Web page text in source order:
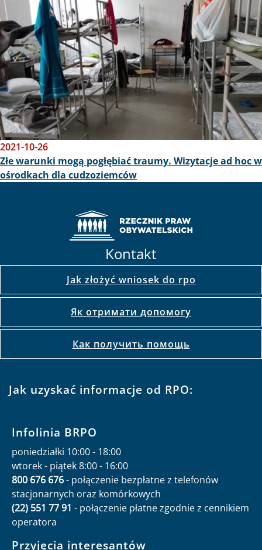
2021-10-26
Złe warunki mogą pogłębiać traumy. Wizytacje ad hoc w
ośrodkach dla cudzoziemców
Kontakt
Jak złożyć wniosek do rpo
Як отримати допомогу
Как получить помощь
Jak uzyskać informacje od RPO:
Infolinia BRPO
poniedziałki 10:00 - 18:00
wtorek - piątek 8:00 - 16:00
800 676 676- połączenie bezpłatne z telefonów
stacjonarnych oraz komórkowych
(22) 551 77 91 - połączenie płatne zgodnie z cennikiem
operatora
Przyjęcia interesantów